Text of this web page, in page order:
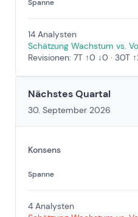
Spanne
14 Analysten
Schätzung Wachstum vs.
Revisionen: 7T ↑0 ↓0 · 30T
Nächstes Quartal
30. September 2026
Konsens
Spanne
4 Analysten